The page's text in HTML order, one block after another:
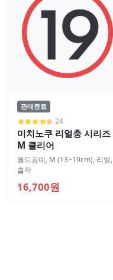
판매종료
24
미치노쿠 리얼충 시리즈
M 클리어
월드공예, M (13~19cm), 리얼,
흡착
16,700원